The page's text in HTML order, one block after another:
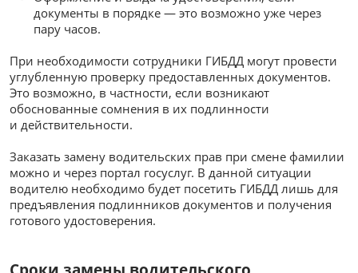
документы в порядке — это возможно уже через
пару часов.
При необходимости сотрудники ГИБДД могут провести
углубленную проверку предоставленных документов.
Это возможно, в частности, если возникают
обоснованные сомнения в их подлинности
и действительности.
Заказать замену водительских прав при смене фамилии
можно и через портал госуслуг. В данной ситуации
водителю необходимо будет посетить ГИБДД лишь для
предъявления подлинников документов и получения
готового удостоверения.